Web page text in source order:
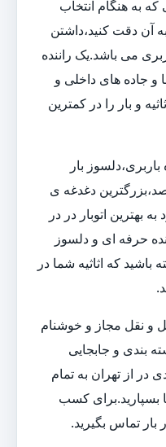
به هنگام انتخاب
آن دقت کنید،داشتن
می باشد.یک راننده
و جاده های داخلی و
و بار را در کمترین
بار
دغدغه ی
بهترین اتوبار در در
حرفه ای و دلسوز
باشید که اثاثیه شما در
و نقل مجاز و خوشنام
بندی و جابجایی
در از تهران به تمام
بسپارید.برای کسب
بار تماس بگیرید.